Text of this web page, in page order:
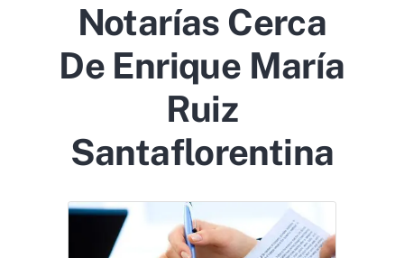
Notarías Cerca
De Enrique María
Ruiz
Santaflorentina